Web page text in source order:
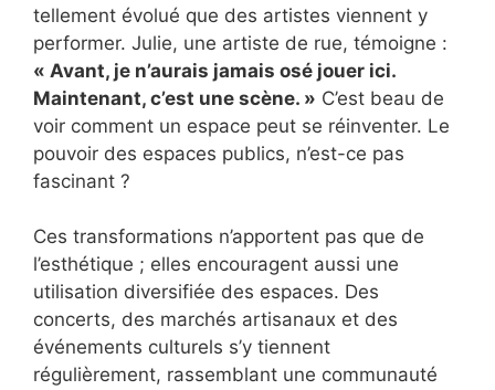
tellement évolué que des artistes viennent y
performer. Julie, une artiste de rue, témoigne :
« Avant, je n’aurais jamais osé jouer ici.
Maintenant, c’est une scène. » C’est beau de
voir comment un espace peut se réinventer. Le
pouvoir des espaces publics, n’est-ce pas
fascinant ?
Ces transformations n’apportent pas que de
l’esthétique ; elles encouragent aussi une
utilisation diversifiée des espaces. Des
concerts, des marchés artisanaux et des
événements culturels s’y tiennent
régulièrement, rassemblant une communauté